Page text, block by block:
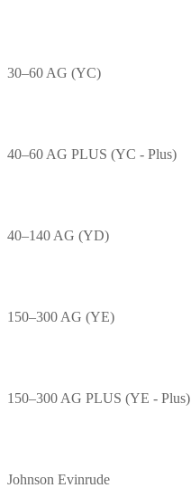
30–60 AG (YC)
40–60 AG PLUS (YC - Plus)
40–140 AG (YD)
150–300 AG (YE)
150–300 AG PLUS (YE - Plus)
Johnson Evinrude